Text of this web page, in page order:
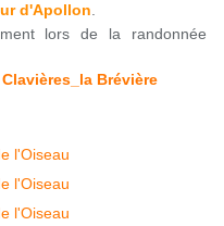
d'Apollon
lors de la randonnée
Brévière